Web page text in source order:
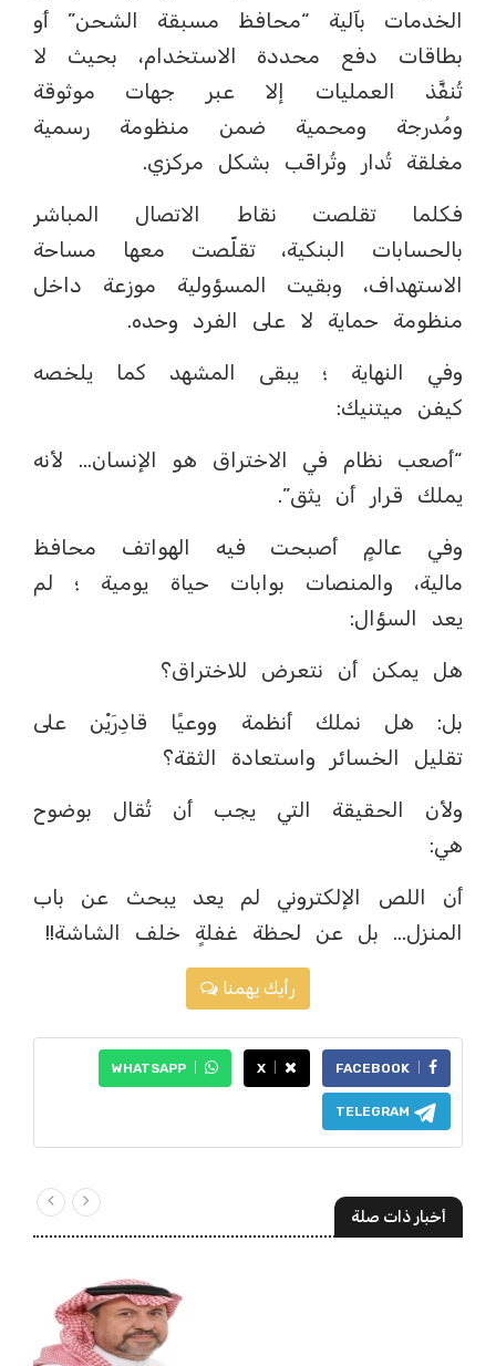
الخدمات بآلية “محافظ مسبقة الشحن” أو
بطاقات دفع محددة الاستخدام، بحيث لا
تُنفَّذ العمليات إلا عبر جهات موثوقة
ومُدرجة ومحمية ضمن منظومة رسمية
مغلقة تُدار وتُراقَب بشكل مركزي.
فكلما تقلصت نقاط الاتصال المباشر
بالحسابات البنكية، تقلّصت معها مساحة
الاستهداف، وبقيت المسؤولية موزعة داخل
منظومة حماية لا على الفرد وحده.
وفي النهاية ؛ يبقى المشهد كما يلخصه
كيفن ميتنيك:
“أصعب نظام في الاختراق هو الإنسان… لأنه
يملك قرار أن يثق”.
وفي عالمٍ أصبحت فيه الهواتف محافظ
مالية، والمنصات بوابات حياة يومية ؛ لم
يعد السؤال:
هل يمكن أن نتعرض للاختراق؟
بل: هل نملك أنظمة ووعيًا قادِرَيْن على
تقليل الخسائر واستعادة الثقة؟
ولأن الحقيقة التي يجب أن تُقال بوضوح
هي:
أن اللص الإلكتروني لم يعد يبحث عن باب
المنزل… بل عن لحظة غفلةٍ خلف الشاشة!!
رأيك يهمنا
FACEBOOK
X
WHATSAPP
TELEGRAM
أخبار ذات صلة